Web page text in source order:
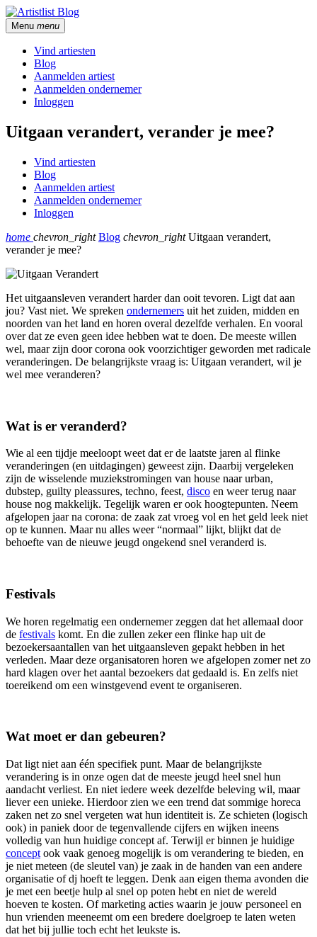
Menu menu
Vind artiesten
Blog
Aanmelden artiest
Aanmelden ondernemer
Inloggen
Uitgaan verandert, verander je mee?
Vind artiesten
Blog
Aanmelden artiest
Aanmelden ondernemer
Inloggen
home chevron_rightBlog chevron_rightUitgaan verandert,
verander je mee?
Het uitgaansleven verandert harder dan ooit tevoren. Ligt dat aan
jou? Vast niet. We spreken ondernemers uit het zuiden, midden en
noorden van het land en horen overal dezelfde verhalen. En vooral
over dat ze even geen idee hebben wat te doen. De meeste willen
wel, maar zijn door corona ook voorzichtiger geworden met radicale
veranderingen. De belangrijkste vraag is: Uitgaan verandert, wil je
wel mee veranderen?
Wat is er veranderd?
Wie al een tijdje meeloopt weet dat er de laatste jaren al flinke
veranderingen (en uitdagingen) geweest zijn. Daarbij vergeleken
zijn de wisselende muziekstromingen van house naar urban,
dubstep, guilty pleassures, techno, feest, disco en weer terug naar
house nog makkelijk. Tegelijk waren er ook hoogtepunten. Neem
afgelopen jaar na corona: de zaak zat vroeg vol en het geld leek niet
op te kunnen. Maar nu alles weer “normaal” lijkt, blijkt dat de
behoefte van de nieuwe jeugd ongekend snel veranderd is.
Festivals
We horen regelmatig een ondernemer zeggen dat het allemaal door
de festivals komt. En die zullen zeker een flinke hap uit de
bezoekersaantallen van het uitgaansleven gepakt hebben in het
verleden. Maar deze organisatoren horen we afgelopen zomer net zo
hard klagen over het aantal bezoekers dat gedaald is. En zelfs niet
toereikend om een winstgevend event te organiseren.
Wat moet er dan gebeuren?
Dat ligt niet aan één specifiek punt. Maar de belangrijkste
verandering is in onze ogen dat de meeste jeugd heel snel hun
aandacht verliest. En niet iedere week dezelfde beleving wil, maar
liever een unieke. Hierdoor zien we een trend dat sommige horeca
zaken net zo snel vergeten wat hun identiteit is. Ze schieten (logisch
ook) in paniek door de tegenvallende cijfers en wijken ineens
volledig van hun huidige concept af. Terwijl er binnen je huidige
concept ook vaak genoeg mogelijk is om verandering te bieden, en
je niet meteen (de sleutel van) je zaak in de handen van een andere
organisatie of dj hoeft te leggen. Denk aan eigen thema avonden die
je met een beetje hulp al snel op poten hebt en niet de wereld
hoeven te kosten. Of marketing acties waarin je jouw personeel en
hun vrienden meeneemt om een bredere doelgroep te laten weten
dat het bij jullie toch echt het leukste is.